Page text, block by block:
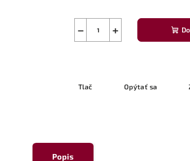
+
−
Tlač Opýtať sa
Popis